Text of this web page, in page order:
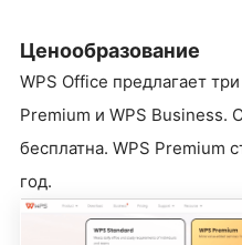
Ценообразование
WPS Office предлагает
Premium и WPS Business.
бесплатна. WPS Premium
год.